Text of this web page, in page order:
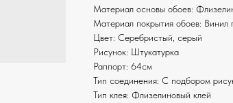
Материал основы обоев:
Материал покрытия обоев: Винил
Цвет: Серебристый, серый
Рисунок: Штукатурка
Раппорт: 64см
Тип соединения: С подбором
Тип клея: Флизелиновый клей